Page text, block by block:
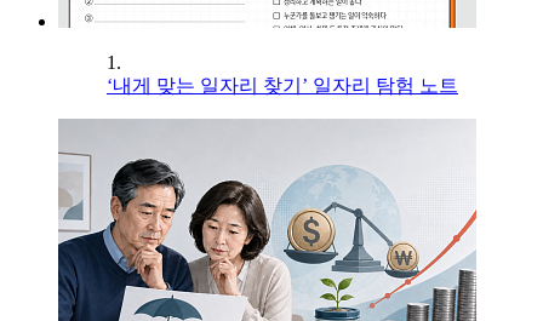
1.
‘내게 맞는 일자리 찾기’ 일자리 탐험 노트